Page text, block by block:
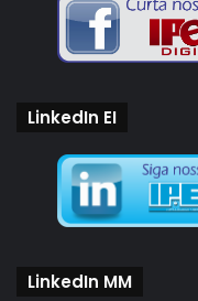
LinkedIn EI
LinkedIn MM